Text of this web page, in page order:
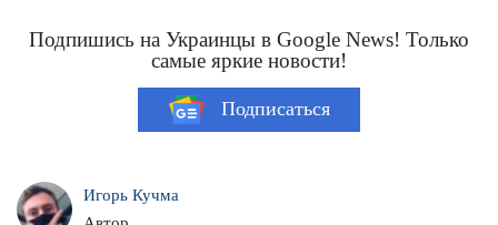
Подпишись на Украинцы в Google News! Только
самые яркие новости!
Подписаться
Игорь Кучма